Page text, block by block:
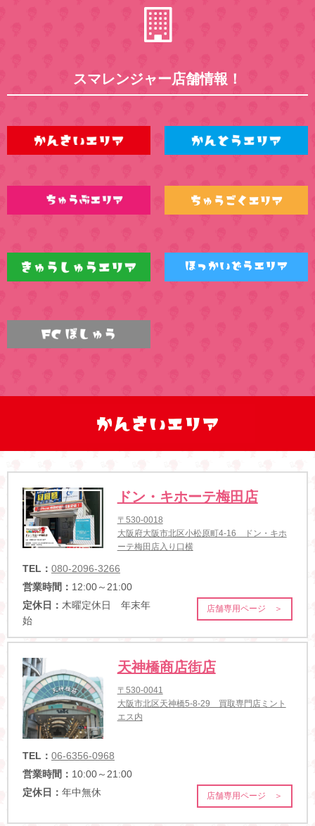
スマレンジャー店舗情報！
ドン・キホーテ梅田店
〒530-0018
大阪府大阪市北区小松原町4-16 ドン・キホ
ーテ梅田店入り口横
TEL： 080-2096-3266
営業時間： 12:00～21:00
定休日： 木曜定休日 年末年
始
店舗専用ページ ＞
天神橋商店街店
〒530-0041
大阪市北区天神橋5-8-29 買取専門店ミント
エス内
TEL： 06-6356-0968
営業時間： 10:00～21:00
定休日： 年中無休 店舗専用ページ ＞